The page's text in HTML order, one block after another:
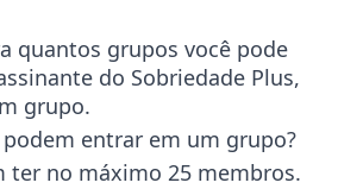
quantos grupos você pode
do Sobriedade Plus,
grupo.
entrar em um grupo?
ter no máximo 25 membros.